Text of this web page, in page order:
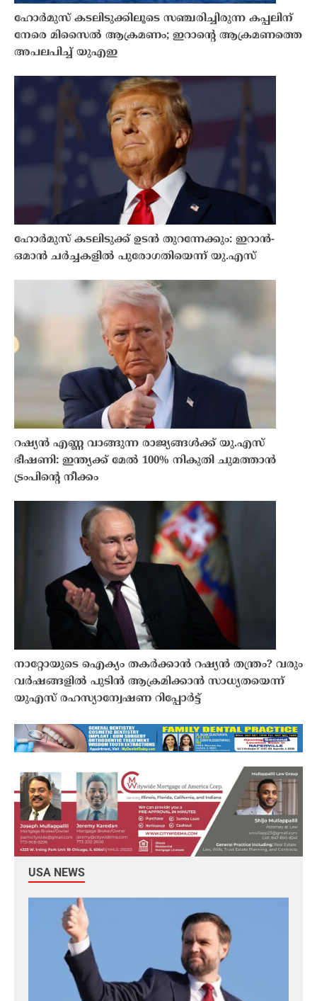
ഹോർമുസ് കടലിടുക്കിലൂടെ സഞ്ചരിച്ചിരുന്ന കപ്പലിന്
നേരെ മിസൈൽ ആക്രമണം; ഇറാൻ്റെ ആക്രമണത്തെ
അപലപിച്ച് യുഎഇ
ഹോർമുസ് കടലിടുക്ക് ഉടൻ തുറന്നേക്കും: ഇറാൻ-
ഒമാൻ ചർച്ചകളിൽ പുരോഗതിയെന്ന് യു.എസ്
റഷ്യൻ എണ്ണ വാങ്ങുന്ന രാജ്യങ്ങൾക്ക് യു.എസ്
ഭീഷണി: ഇന്ത്യക്ക് മേൽ 100% നികുതി ചുമത്താൻ
ട്രംപിൻ്റെ നീക്കം
നാറ്റോയുടെ ഐക്യം തകർക്കാൻ റഷ്യൻ തന്ത്രം? വരും
വർഷങ്ങളിൽ പുടിൻ ആക്രമിക്കാൻ സാധ്യതയെന്ന്
യുഎസ് രഹസ്യാന്വേഷണ റിപ്പോർട്ട്
USA NEWS